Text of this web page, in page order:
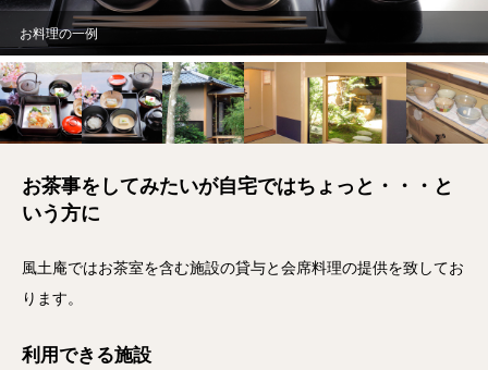
風土庵 茶室「松濤」
お茶事をしてみたいが自宅ではちょっと・・・と
いう方に
風土庵ではお茶室を含む施設の貸与と会席料理の提供を致してお
ります。
利用できる施設